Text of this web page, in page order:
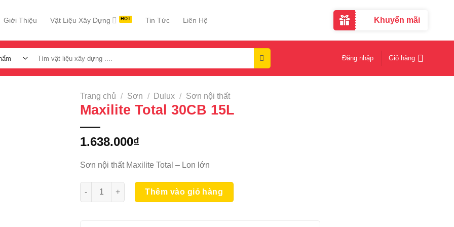
Giới Thiệu Vật Liệu Xây Dựng Tin Tức Liên Hệ Khuyến mãi
kiếm:
Đăng nhập Giỏ hàng
Trang chủ / Sơn / Dulux / Sơn nội thất
Maxilite Total 30CB 15L
1.638.000₫
Sơn nội thất Maxilite Total – Lon lớn
Maxilite Total 30CB 15L số lượng
Thêm vào giỏ hàng